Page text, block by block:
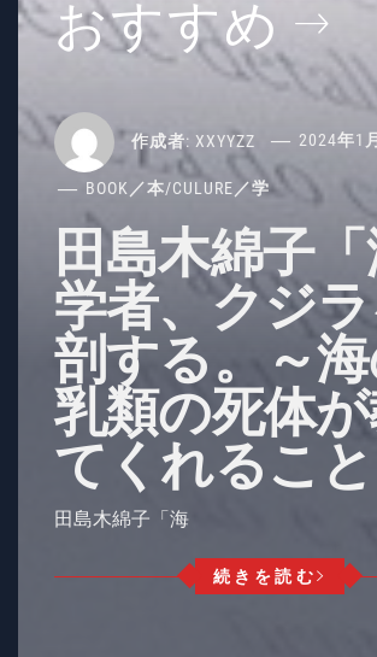
おすすめ
作成者: XXYYZZ 2024年1
BOOK／本/CULURE／学
田島木綿子
学者、クジ
剖する。～
乳類の死体
てくれるこ
田島木綿子「海
続きを読む